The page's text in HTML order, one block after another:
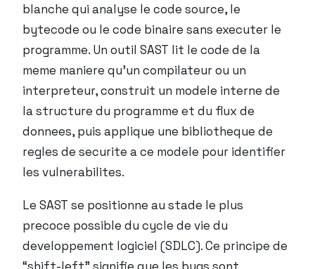
blanche qui analyse le code source, le
bytecode ou le code binaire sans executer le
programme. Un outil SAST lit le code de la
meme maniere qu’un compilateur ou un
interpreteur, construit un modele interne de
la structure du programme et du flux de
donnees, puis applique une bibliotheque de
regles de securite a ce modele pour identifier
les vulnerabilites.
Le SAST se positionne au stade le plus
precoce possible du cycle de vie du
developpement logiciel (SDLC). Ce principe de